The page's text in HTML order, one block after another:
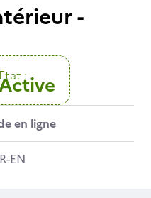
-
Etat :
en ligne
-EN